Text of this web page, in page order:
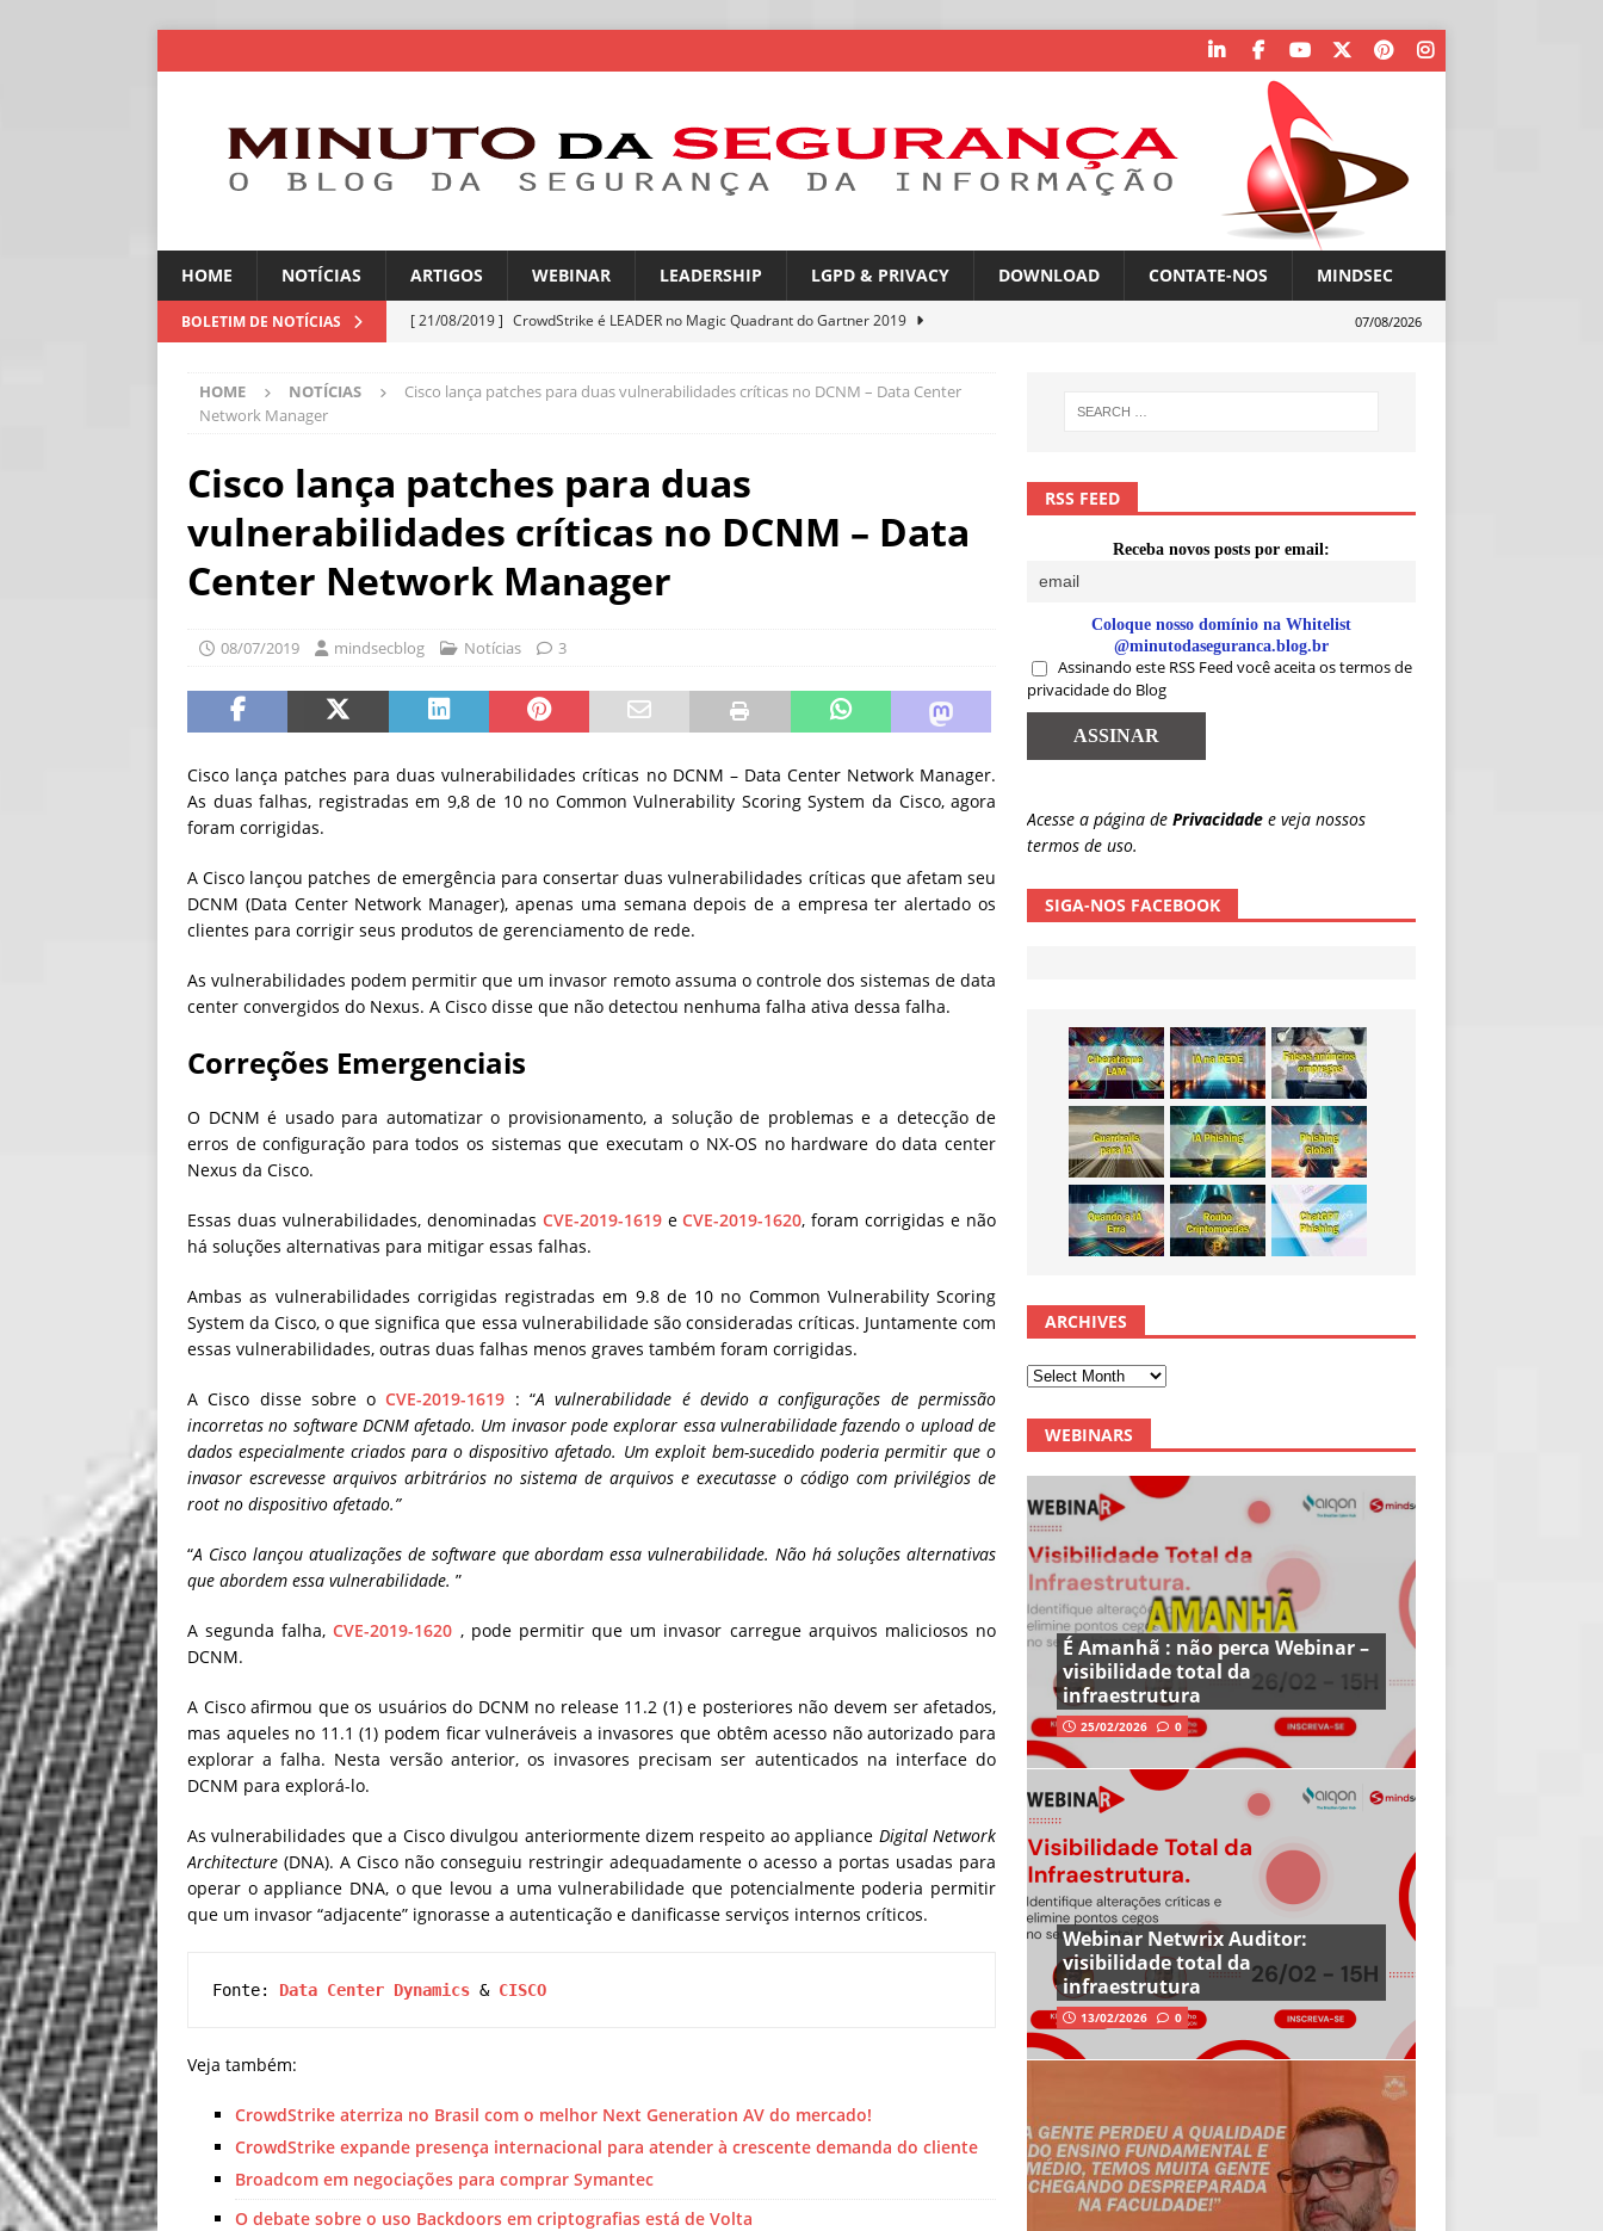
HOME NOTÍCIAS ARTIGOS WEBINAR LEADERSHIP LGPD & PRIVACY DOWNLOAD CONTATE-NOS MINDSEC
BOLETIM DE NOTÍCIAS [ 21/08/2019 ] CrowdStrike é LEADER no Magic Quadrant do Gartner 2019
[ 06/08/2026 ] América Latina é a segunda região mais exposta a ciberameaças
[ 06/08/2026 ] IA amplia desafio de segurança e governança nas redes corporativas
NOTÍCIAS
[ 06/08/2026 ] Falsas promessas de emprego na Meta, Disney, Coca-Cola e Spotify
[ 06/08/2026 ] Sem guardrails, a autonomia da IA se torna um risco
07/08/2026
HOME NOTÍCIAS
Cisco lança patches para duas vulnerabilidades críticas no DCNM – Data Center
Network Manager
Cisco lança patches para duas
vulnerabilidades críticas no DCNM – Data
Center Network Manager
08/07/2019 mindsecblog Notícias 3
Cisco lança patches para duas vulnerabilidades críticas no DCNM – Data Center Network Manager.
As duas falhas, registradas em 9,8 de 10 no Common Vulnerability Scoring System da Cisco, agora
foram corrigidas.
A Cisco lançou patches de emergência para consertar duas vulnerabilidades críticas que afetam seu
DCNM (Data Center Network Manager), apenas uma semana depois de a empresa ter alertado os
clientes para corrigir seus produtos de gerenciamento de rede.
As vulnerabilidades podem permitir que um invasor remoto assuma o controle dos sistemas de data
center convergidos do Nexus. A Cisco disse que não detectou nenhuma falha ativa dessa falha.
Correções Emergenciais
O DCNM é usado para automatizar o provisionamento, a solução de problemas e a detecção de
erros de configuração para todos os sistemas que executam o NX-OS no hardware do data center
Nexus da Cisco.
Essas duas vulnerabilidades, denominadas CVE-2019-1619eCVE-2019-1620, foram corrigidas e não
há soluções alternativas para mitigar essas falhas.
Ambas as vulnerabilidades corrigidas registradas em 9.8 de 10 no Common Vulnerability Scoring
System da Cisco, o que significa que essa vulnerabilidade são consideradas críticas. Juntamente com
essas vulnerabilidades, outras duas falhas menos graves também foram corrigidas.
A Cisco disse sobre oCVE-2019-1619 : “A vulnerabilidade é devido a configurações de permissão
incorretas no software DCNM afetado. Um invasor pode explorar essa vulnerabilidade fazendo o upload de
dados especialmente criados para o dispositivo afetado. Um exploit bem-sucedido poderia permitir que o
invasor escrevesse arquivos arbitrários no sistema de arquivos e executasse o código com privilégios de
root no dispositivo afetado.”
“A Cisco lançou atualizações de software que abordam essa vulnerabilidade. Não há soluções alternativas
que abordem essa vulnerabilidade. ”
A segunda falha,CVE-2019-1620 , pode permitir que um invasor carregue arquivos maliciosos no
DCNM.
A Cisco afirmou que os usuários do DCNM no release 11.2 (1) e posteriores não devem ser afetados,
mas aqueles no 11.1 (1) podem ficar vulneráveis ​​a invasores que obtêm acesso não autorizado para
explorar a falha. Nesta versão anterior, os invasores precisam ser autenticados na interface do
DCNM para explorá-lo.
As vulnerabilidades que a Cisco divulgou anteriormente dizem respeito ao appliance Digital Network
Architecture (DNA). A Cisco não conseguiu restringir adequadamente o acesso a portas usadas para
operar o appliance DNA, o que levou a uma vulnerabilidade que potencialmente poderia permitir
que um invasor “adjacente” ignorasse a autenticação e danificasse serviços internos críticos.
Fonte: Data Center Dynamics & CISCO
Veja também:
CrowdStrike aterriza no Brasil com o melhor Next Generation AV do mercado!
CrowdStrike expande presença internacional para atender à crescente demanda do cliente
Broadcom em negociações para comprar Symantec
O debate sobre o uso Backdoors em criptografias está de Volta
RSS FEED
Receba novos posts por email:
Coloque nosso domínio na Whitelist
@minutodaseguranca.blog.br
Assinando este RSS Feed você aceita os termos de
privacidade do Blog
Acesse a página de Privacidade e veja nossos
termos de uso.
SIGA-NOS FACEBOOK
ARCHIVES
WEBINARS
É Amanhã : não perca Webinar –
visibilidade total da
infraestrutura
25/02/2026 0
Webinar Netwrix Auditor:
visibilidade total da
infraestrutura
13/02/2026 0